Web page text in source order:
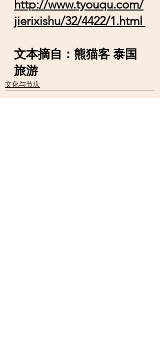
http://www.tyouqu.com/
jierixishu/32/4422/1.html
文本摘自：熊猫客 泰国
旅游
文化与节庆